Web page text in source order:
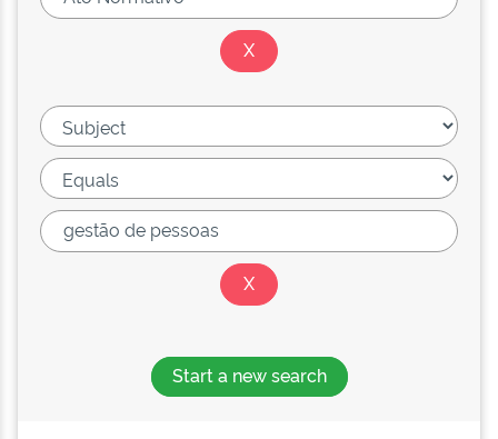
Start a new search